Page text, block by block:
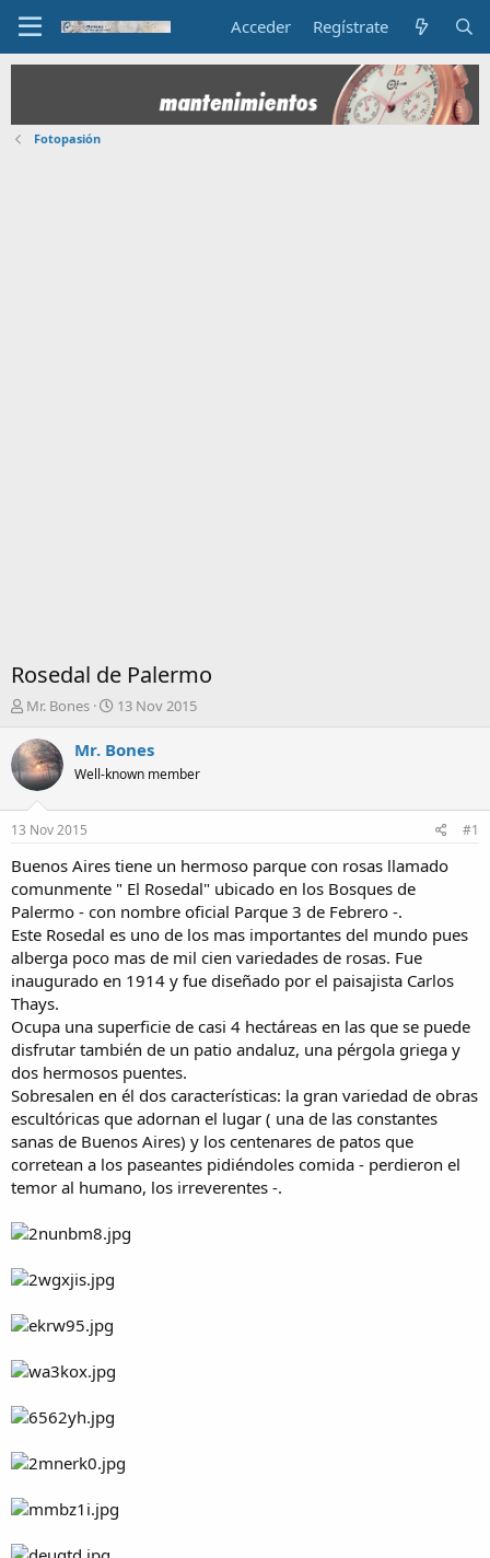
Acceder Regístrate
Fotopasión
Rosedal de Palermo
I
i
c
i
d
r
d
e
l
t
e
m
a
Mr. Bones
F
c
a
n
i
o
13 Nov 2015
Mr. Bones
Well-known member
13 Nov 2015 #1
Buenos Aires tiene un hermoso parque con rosas llamado
comunmente " El Rosedal" ubicado en los Bosques de
Palermo - con nombre oficial Parque 3 de Febrero -.
Este Rosedal es uno de los mas importantes del mundo pues
alberga poco mas de mil cien variedades de rosas. Fue
inaugurado en 1914 y fue diseñado por el paisajista Carlos
Thays.
Ocupa una superficie de casi 4 hectáreas en las que se puede
disfrutar también de un patio andaluz, una pérgola griega y
dos hermosos puentes.
Sobresalen en él dos características: la gran variedad de obras
escultóricas que adornan el lugar ( una de las constantes
sanas de Buenos Aires) y los centenares de patos que
corretean a los paseantes pidiéndoles comida - perdieron el
temor al humano, los irreverentes -.